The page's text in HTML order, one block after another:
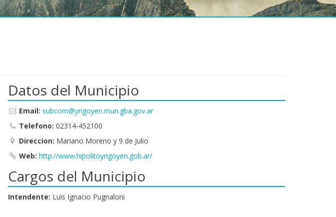
Datos del Municipio
Email: subcom@yrigoyen.mun.gba.gov.ar
Telefono: 02314-452100
Direccion: Mariano Moreno y 9 de Julio
Web: http://www.hipolitoyrigoyen.gob.ar/
Cargos del Municipio
Intendente: Luis Ignacio Pugnaloni